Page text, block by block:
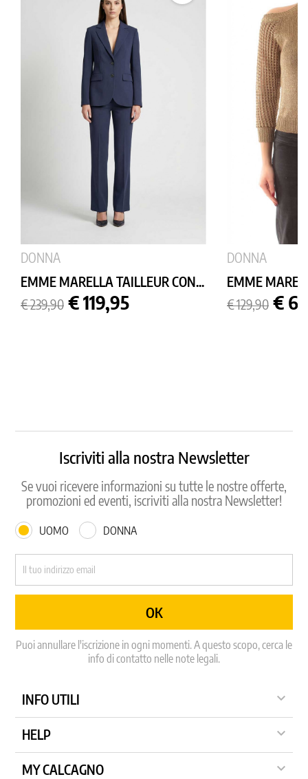
DONNA
EMME MARELLA TAILLEUR CON...
Prezzo
base
€ 239,90 Prezzo
€ 119,95
DONNA
EMME
Prezzo
base
€ 129,90 €
Iscriviti alla nostra Newsletter
Se vuoi ricevere informazioni su tutte le nostre offerte,
promozioni ed eventi, iscriviti alla nostra Newsletter!
UOMO DONNA
Puoi annullare l'iscrizione in ogni momenti. A questo scopo, cerca le
info di contatto nelle note legali.
INFO UTILI 
HELP 
MY CALCAGNO 